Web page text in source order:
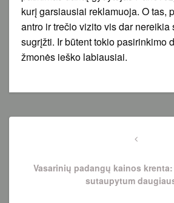
kurį garsiausiai reklamuoja. O tas,
antro ir trečio vizito vis dar nereikia
sugrįžti. Ir būtent tokio pasirinkimo
žmonės ieško labiausiai.
Navigacija
Previous
Vasarinių padangų kainos
sutaupytum